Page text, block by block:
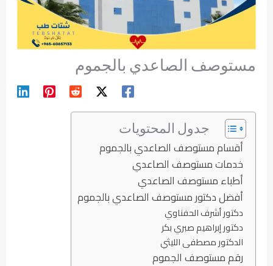
مستوصف الصاعدي بالجموم
جدول المحتويات
أقسام مستوصف الصاعدي بالجموم
خدمات مستوصف الصاعدي
أطباء مستوصف الصاعدي
أفضل دكتور مستوصف الصاعدي بالجموم
دكتور أشرف الحفناوي
دكتور إبراهيم صبري بكر
الدكتور مصطفى الليثي
رقم مستوصف الجموم